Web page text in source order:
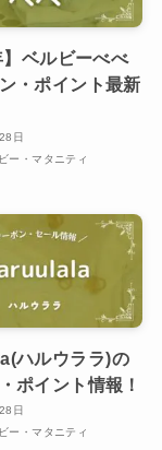
】ベルビーべべ
・ポイント最新
日
ー・マタニティ
ハルウララ)の
ポイント情報！
日
ー・マタニティ